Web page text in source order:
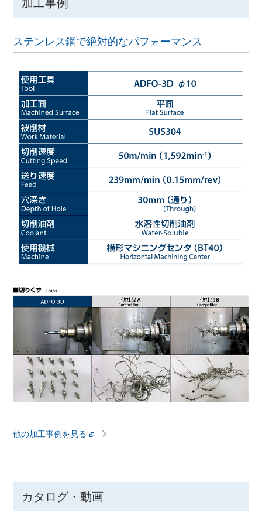
加工事例
ステンレス鋼で絶対的なパフォーマンス
他の加工事例を見る
カタログ・動画